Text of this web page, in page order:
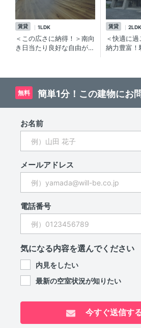
賃貸 1LDK
＜この広さに納得！＞南向
き日当たり良好な自由が丘
賃貸 2LDK
＜快適に
納力豊富！
無料 簡単1分！この建物にお
お名前
メールアドレス
電話番号
気になる内容を選んでください
内見をしたい
最新の空室状況が知りたい
今すぐ送信す